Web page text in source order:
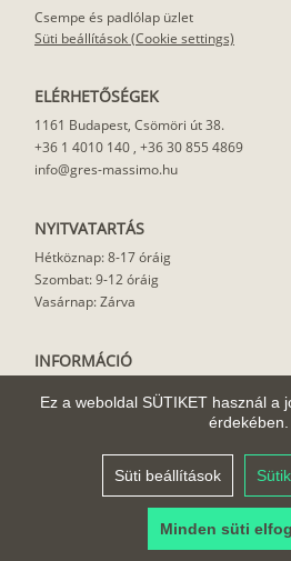
Ez a weboldal SÜTIKET használ a
érdekében.
Süti beállítások
Minden süti
Csempe és padlólap üzlet
Süti beállítások (Cookie settings)
ELÉRHETŐSÉGEK
1161 Budapest, Csömöri út 38.
+36 1 4010 140 , +36 30 855 4869
info@gres-massimo.hu
NYITVATARTÁS
Hétköznap: 8-17 óráig
Szombat: 9-12 óráig
Vasárnap: Zárva
INFORMÁCIÓ
Felhasználási javaslat